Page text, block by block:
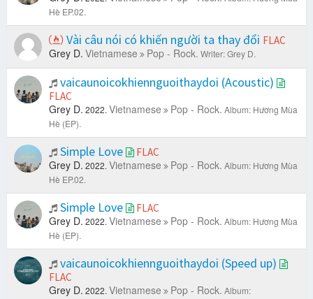
Hè EP.02.
Vài câu nói có khiến người ta thay đổi FLAC
Grey D. Vietnamese Pop - Rock. Writer: Grey D.
vaicaunoicokhiennguoithaydoi (Acoustic)
FLAC
Grey D. 2022. Vietnamese Pop - Rock. Album: Hương Mùa
Hè (EP).
Simple Love FLAC
Grey D. 2022. Vietnamese Pop - Rock. Album: Hương Mùa
Hè EP.02.
Simple Love FLAC
Grey D. 2022. Vietnamese Pop - Rock. Album: Hương Mùa
Hè (EP).
vaicaunoicokhiennguoithaydoi (Speed up)
FLAC
Grey D. 2022. Vietnamese Pop - Rock. Album: